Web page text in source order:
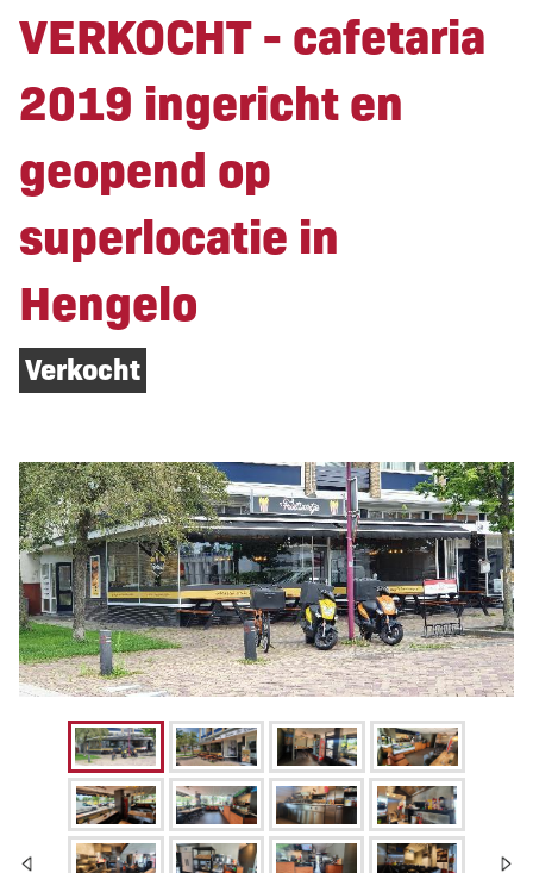
VERKOCHT - cafetaria
2019 ingericht en
geopend op
superlocatie in
Hengelo
Verkocht